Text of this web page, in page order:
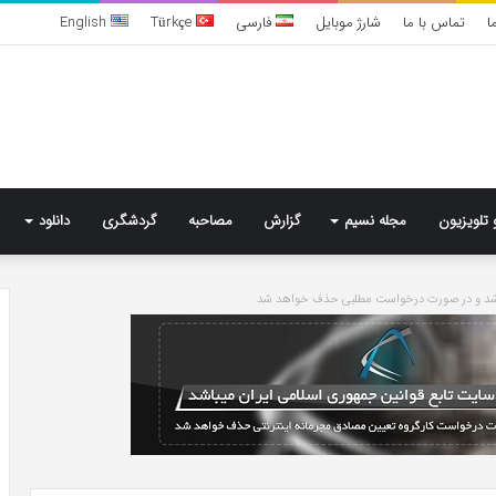
تماس با ما شارژ موبایل فارسی Türkçe
English
تلویزیون مجله نسیم گزارش مصاحبه گردشگری دانلود
و در صورت درخواست مطلبی حذف خواهد شد
سندرم
پرادر-
ویلی
چگونه
انجام
6 روز پیش